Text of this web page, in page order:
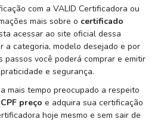
com a VALID Certificadora ou
mais sobre o certificado
acessar ao site oficial dessa
a categoria, modelo desejado e por
passos você poderá comprar e emitir
e segurança.
mais tempo preocupado a respeito
preço e adquira sua certificação
hoje mesmo e sem sair de